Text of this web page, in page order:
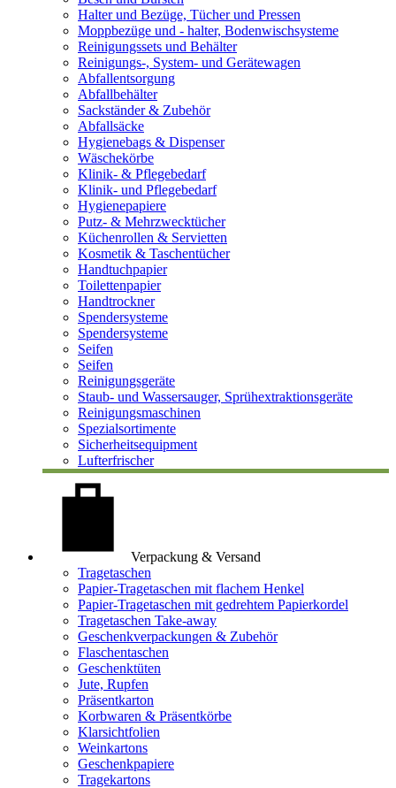
Halter und Bezüge, Tücher und Pressen
Moppbezüge und - halter, Bodenwischsysteme
Reinigungssets und Behälter
Reinigungs-, System- und Gerätewagen
Abfallentsorgung
Abfallbehälter
Sackständer & Zubehör
Abfallsäcke
Hygienebags & Dispenser
Wäschekörbe
Klinik- & Pflegebedarf
Klinik- und Pflegebedarf
Hygienepapiere
Putz- & Mehrzwecktücher
Küchenrollen & Servietten
Kosmetik & Taschentücher
Handtuchpapier
Toilettenpapier
Handtrockner
Spendersysteme
Spendersysteme
Seifen
Seifen
Reinigungsgeräte
Staub- und Wassersauger, Sprühextraktionsgeräte
Reinigungsmaschinen
Spezialsortimente
Sicherheitsequipment
Lufterfrischer
Verpackung & Versand
Tragetaschen
Papier-Tragetaschen mit flachem Henkel
Papier-Tragetaschen mit gedrehtem Papierkordel
Tragetaschen Take-away
Geschenkverpackungen & Zubehör
Flaschentaschen
Geschenktüten
Jute, Rupfen
Präsentkarton
Korbwaren & Präsentkörbe
Klarsichtfolien
Weinkartons
Geschenkpapiere
Tragekartons